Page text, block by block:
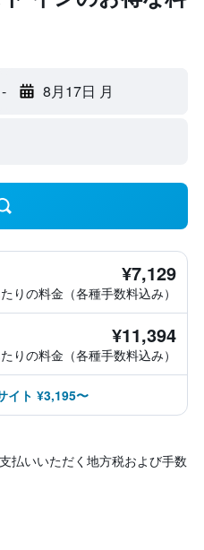
- 8月17日 月
¥7,129
りの料金（各種手数料込み）
¥11,394
りの料金（各種手数料込み）
イト ¥3,195〜
払いいただく地方税および手数